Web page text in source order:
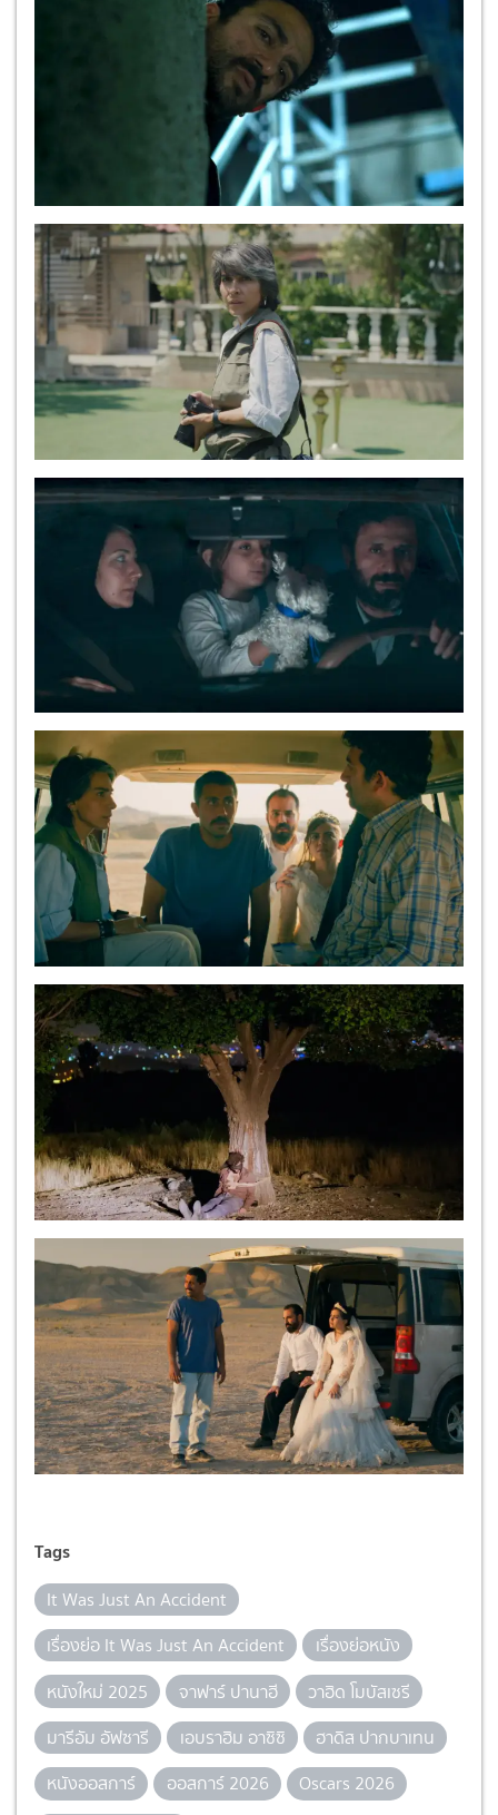
Tags
It Was Just An Accident
เรื่องย่อ It Was Just An Accident
เรื่องย่อหนัง
หนังใหม่ 2025
จาฟาร์ ปานาฮี
วาฮิด โมบัสเซรี
มารีอัม อัฟซารี
เอบราฮิม อาซิซิ
ฮาดิส ปากบาเทน
หนังออสการ์
ออสการ์ 2026
Oscars 2026